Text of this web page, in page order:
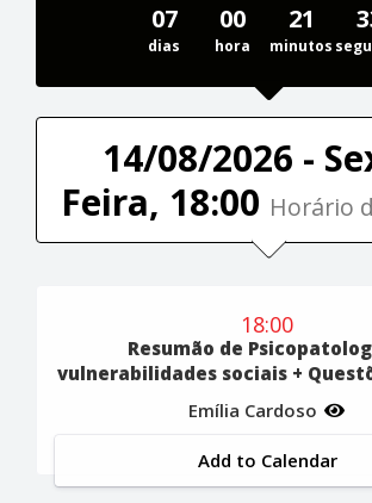
07
dias
00
hora
21
minutos
14/08/2026 -
Feira, 18:00 Horário
18:00
Resumão de
vulnerabilidades sociais +
Emília Cardoso
Add to Calendar